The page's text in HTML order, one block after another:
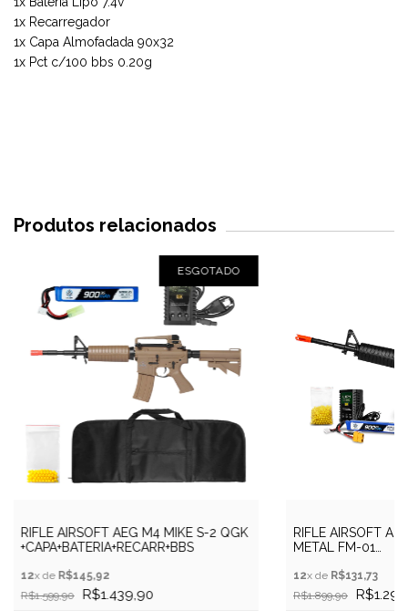
1x Recarregador
1x Capa Almofadada 90x32
1x Pct c/100 bbs 0.20g
Produtos relacionados
ESGOTADO
RIFLE AIRSOFT AEG M4 MIKE S-2 QGK
+CAPA+BATERIA+RECARR+BBS
12x de R$145,92
R$1.599,90
R$1.439,90
RIFLE AIRSOFT
METAL FM-01
12x de R$131,73
R$1.899,90